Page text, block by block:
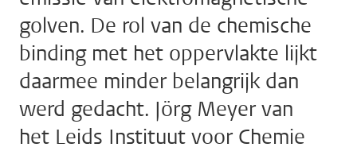
golven. De rol van de chemische
binding met het oppervlakte lijkt
daarmee minder belangrijk dan
werd gedacht. Jörg Meyer van
het Leids Instituut voor Chemie